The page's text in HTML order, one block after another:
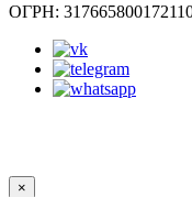
ОГРН:
×